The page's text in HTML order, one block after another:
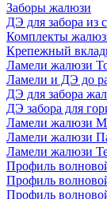
Заборы жалюзи
ДЭ для забора из
Комплекты
Крепежный
Ламели жалюзи
Ламели и ДЭ до
ДЭ для забора
ДЭ забора для
Ламели жалюзи
Ламели жалюзи
Ламели жалюзи
Профиль
Профиль
Профиль